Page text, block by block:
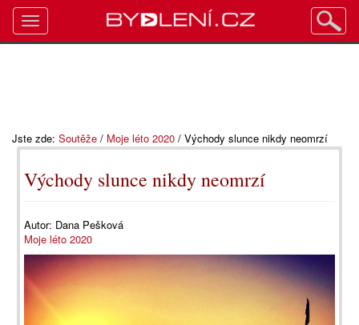
Jste zde: Soutěže / Moje léto 2020 / Východy slunce nikdy neomrzí
Východy slunce nikdy neomrzí
Autor: Dana Pešková
Moje léto 2020
Toggle
navigation